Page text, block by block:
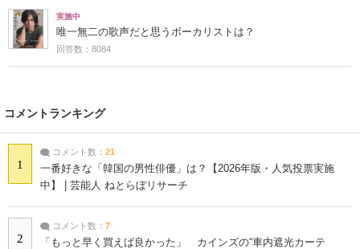
実施中
唯一無二の歌声だと思うボーカリストは？
回答数：8084
コメントランキング
1
コメント数： 21
一番好きな「韓国の男性俳優」は？【2026年版・人気投票実施
中】 | 芸能人 ねとらぼリサーチ
2
コメント数： 7
「もっと早く買えば良かった」 カインズの“車内遮光カーテ